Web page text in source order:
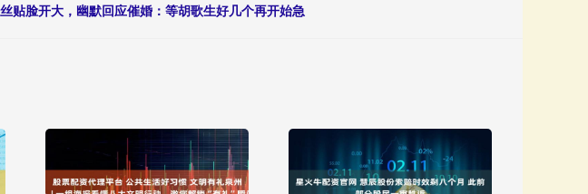
贴脸开大，幽默回应催婚：等胡歌生好几个再开始急